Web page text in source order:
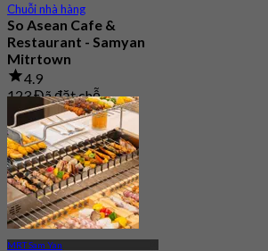
Chuỗi nhà hàng
So Asean Cafe &
Restaurant - Samyan
Mitrtown
4.9
123 Đã đặt chỗ
Từ฿ 245
MRT Sam Yan